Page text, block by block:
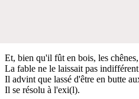
Et, bien qu'il fût en bois, les
La fable ne le laissait pas
Il advint que lassé d'être en butte
Il se résolu à l'exi(l).